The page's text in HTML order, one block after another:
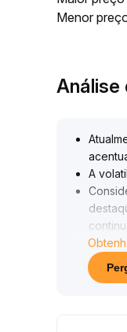
Menor
Análise
A
Antes
(os